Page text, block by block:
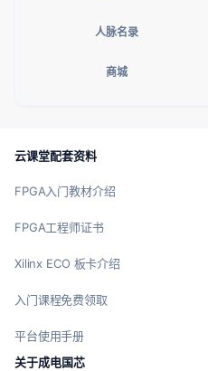
人脉名录
商城
云课堂配套资料
FPGA入门教材介绍
FPGA工程师证书
Xilinx ECO 板卡介绍
入门课程免费领取
平台使用手册
关于成电国芯